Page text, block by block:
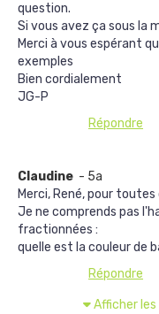
question.
Si vous avez ça sous la
Merci à vous espérant
exemples
Bien cordialement
JG-P
Répondre
Claudine - 5a
Merci, René, pour
Je ne comprends pas
fractionnées :
quelle est la couleur de
Répondre
Afficher les